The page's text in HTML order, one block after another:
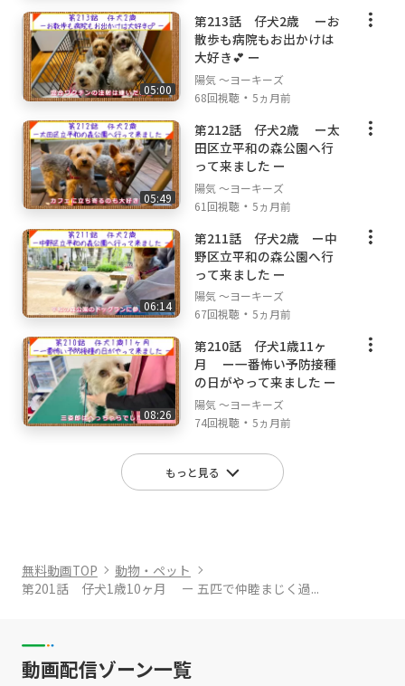
05:00
第213話 仔犬2歳 ーお
散歩も病院もお出かけは
大好き💕 ー
陽気 ～ヨーキーズ
68回視聴 ・5ヵ月前
05:49
第212話 仔犬2歳 ー太
田区立平和の森公園へ行
って来ました ー
陽気 ～ヨーキーズ
61回視聴 ・5ヵ月前
06:14
第211話 仔犬2歳 ー中
野区立平和の森公園へ行
って来ました ー
陽気 ～ヨーキーズ
67回視聴 ・5ヵ月前
08:26
第210話 仔犬1歳11ヶ
月 ー一番怖い予防接種
の日がやって来ました ー
陽気 ～ヨーキーズ
74回視聴 ・5ヵ月前
もっと見る
無料動画TOP
動物・ペット
第201話 仔犬1歳10ヶ月 ー 五匹で仲睦まじく過...
動画配信ゾーン一覧